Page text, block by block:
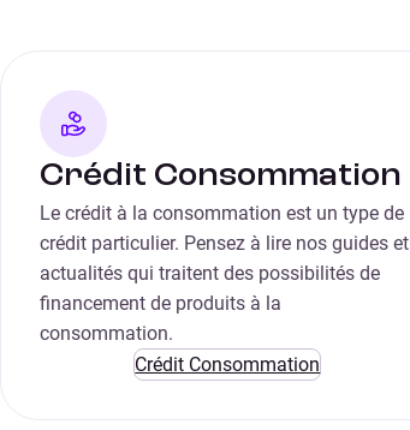
Crédit Consommation
Le crédit à la consommation est un type de
crédit particulier. Pensez à lire nos guides et
actualités qui traitent des possibilités de
financement de produits à la
consommation.
Crédit Consommation